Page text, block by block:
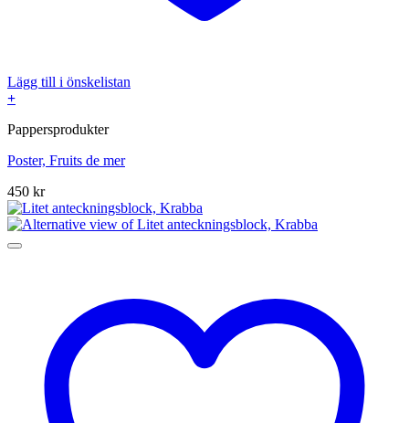
Lägg till i önskelistan
+
Pappersprodukter
Poster, Fruits de mer
450 kr